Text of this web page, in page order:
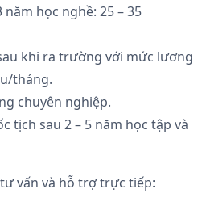
học nghề: 25 – 35
khi ra trường với mức lương
tháng.
chuyên nghiệp.
tịch sau 2 – 5 năm học tập và
vấn và hỗ trợ trực tiếp: